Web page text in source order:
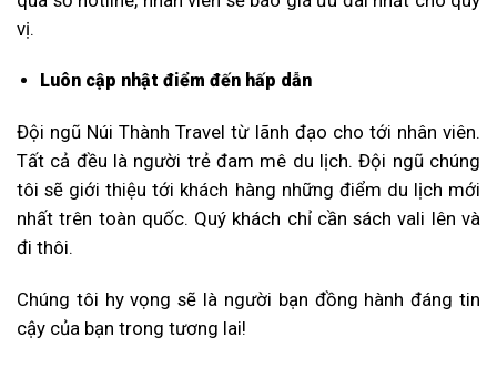
vị.
Luôn cập nhật điểm đến hấp dẫn
Đội ngũ Núi Thành Travel từ lãnh đạo cho tới nhân viên.
Tất cả đều là người trẻ đam mê du lịch. Đội ngũ chúng
tôi sẽ giới thiệu tới khách hàng những điểm du lịch mới
nhất trên toàn quốc. Quý khách chỉ cần sách vali lên và
đi thôi.
Chúng tôi hy vọng sẽ là người bạn đồng hành đáng tin
cậy của bạn trong tương lai!